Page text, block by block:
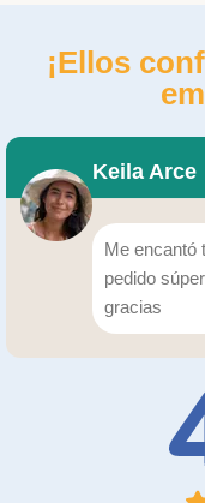
¡Ellos
Keila Arce
Me encantó
pedido
gracias